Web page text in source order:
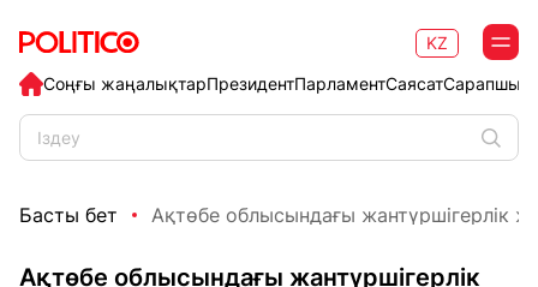
Соңғы жаңалықтарПрезидентПарламентСаясат
KZ
Басты бет Ақтөбе облысындағы жантүршігерлік
Ақтөбе облысындағы жантүршігерлік